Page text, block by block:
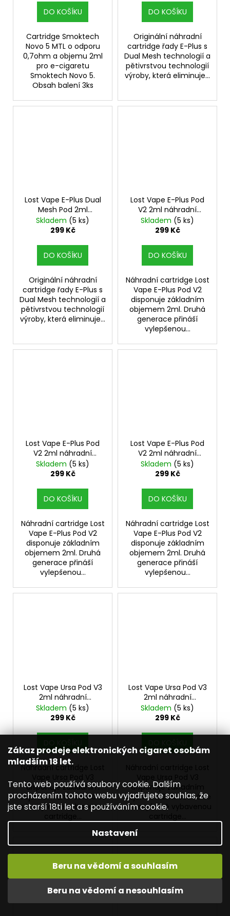
Zákaz prodeje elektronických cigaret osobám
mladším 18 let.
Tento web používá soubory cookie. Dalším
procházením tohoto webu vyjadřujete souhlas, že
jste starší 18ti let a s používáním cookie.
Nastavení
Beru na vědomí a nesouhlasím
Beru na vědomí a souhlasím
DO KOŠÍKU
Cartridge Smoktech
Novo 5 MTL o odporu
0,7ohm a objemu 2ml
pro e-cigaretu
Smoktech Novo 5.
Obsah balení 3ks
DO KOŠÍKU
Originální náhradní
cartridge řady E-Plus s
Dual Mesh technologií a
pětivrstvou technologií
výroby, která eliminuje...
Lost Vape E-Plus Dual
Mesh Pod 2ml
náhradní cartridge 3ks
odpor 0,45ohm
Skladem (5 ks)
299 Kč
DO KOŠÍKU
Originální náhradní
cartridge řady E-Plus s
Dual Mesh technologií a
pětivrstvou technologií
výroby, která eliminuje...
Lost Vape E-Plus Pod
V2 2ml náhradní
cartridge 3ks odpor
0,3ohm
Skladem (5 ks)
299 Kč
DO KOŠÍKU
Náhradní cartridge Lost
Vape E-Plus Pod V2
disponuje základním
objemem 2ml. Druhá
generace přináší
vylepšenou...
Lost Vape E-Plus Pod
V2 2ml náhradní
cartridge 3ks odpor
0,6ohm
Skladem (5 ks)
299 Kč
DO KOŠÍKU
Náhradní cartridge Lost
Vape E-Plus Pod V2
disponuje základním
objemem 2ml. Druhá
generace přináší
vylepšenou...
Lost Vape E-Plus Pod
V2 2ml náhradní
cartridge 3ks odpor
0,8ohm
Skladem (5 ks)
299 Kč
DO KOŠÍKU
Náhradní cartridge Lost
Vape E-Plus Pod V2
disponuje základním
objemem 2ml. Druhá
generace přináší
vylepšenou...
Lost Vape Ursa Pod V3
2ml náhradní
cartridge 3ks odpor
0,6ohm
Skladem (5 ks)
299 Kč
Náhradní cartridge Lost
disponuje základním
objemem 2ml. Jedná se
o kompletně vybavenou
Lost Vape Ursa Pod V3
2ml náhradní
cartridge 3ks odpor
0,8ohm
Skladem (5 ks)
299 Kč
disponuje základním
objemem 2ml. Jedná se
o kompletně vybavenou